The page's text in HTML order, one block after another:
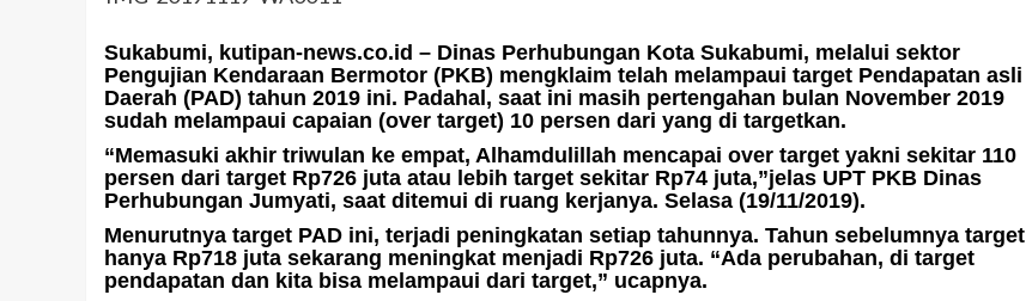
Sukabumi, kutipan-news.co.id – Dinas Perhubungan Kota Sukabumi, melalui sektor
Pengujian Kendaraan Bermotor (PKB) mengklaim telah melampaui target Pendapatan asli
Daerah (PAD) tahun 2019 ini. Padahal, saat ini masih pertengahan bulan November 2019
sudah melampaui capaian (over target) 10 persen dari yang di targetkan.
“Memasuki akhir triwulan ke empat, Alhamdulillah mencapai over target yakni sekitar 110
persen dari target Rp726 juta atau lebih target sekitar Rp74 juta,”jelas UPT PKB Dinas
Perhubungan Jumyati, saat ditemui di ruang kerjanya. Selasa (19/11/2019).
Menurutnya target PAD ini, terjadi peningkatan setiap tahunnya. Tahun sebelumnya target
hanya Rp718 juta sekarang meningkat menjadi Rp726 juta. “Ada perubahan, di target
pendapatan dan kita bisa melampaui dari target,” ucapnya.